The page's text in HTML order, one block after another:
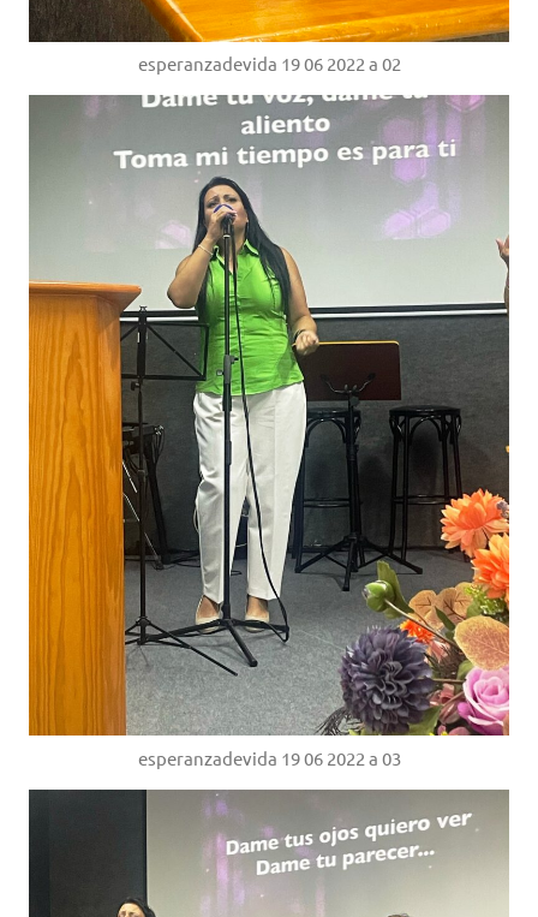
esperanzadevida 19 06 2022 a 02
esperanzadevida 19 06 2022 a 03